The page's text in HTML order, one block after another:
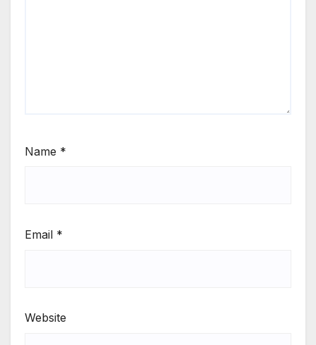
Name *
Email *
Website